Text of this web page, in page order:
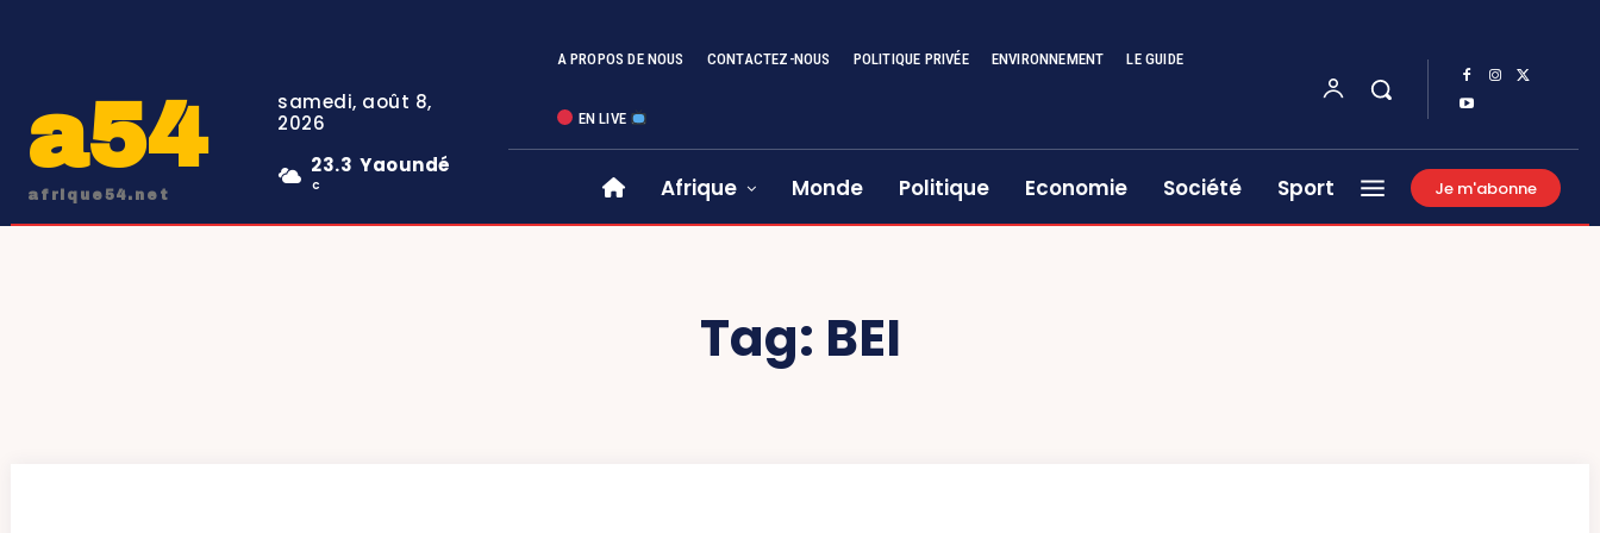
a54
afrique54.net
samedi, août 8,
2026
23.3
C
Yaoundé
A PROPOS DE NOUS CONTACTEZ-NOUS POLITIQUE PRIVÉE ENVIRONNEMENT LE GUIDE
EN LIVE
Afrique Monde Politique Economie Société Sport Je m'abonne
Tag: BEI